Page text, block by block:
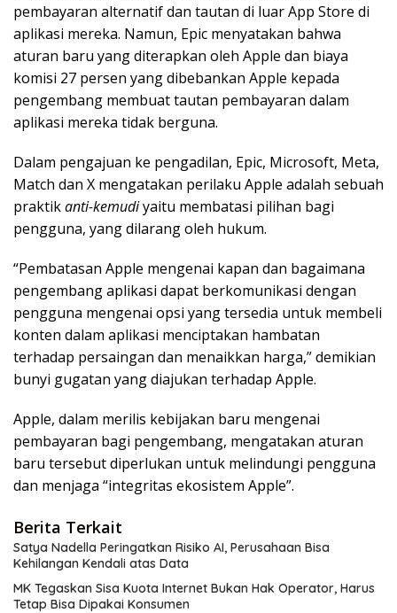
pembayaran alternatif dan tautan di luar App Store di
aplikasi mereka. Namun, Epic menyatakan bahwa
aturan baru yang diterapkan oleh Apple dan biaya
komisi 27 persen yang dibebankan Apple kepada
pengembang membuat tautan pembayaran dalam
aplikasi mereka tidak berguna.
Dalam pengajuan ke pengadilan, Epic, Microsoft, Meta,
Match dan X mengatakan perilaku Apple adalah sebuah
praktikanti-kemudiyaitu membatasi pilihan bagi
pengguna, yang dilarang oleh hukum.
“Pembatasan Apple mengenai kapan dan bagaimana
pengembang aplikasi dapat berkomunikasi dengan
pengguna mengenai opsi yang tersedia untuk membeli
konten dalam aplikasi menciptakan hambatan
terhadap persaingan dan menaikkan harga,” demikian
bunyi gugatan yang diajukan terhadap Apple.
Apple, dalam merilis kebijakan baru mengenai
pembayaran bagi pengembang, mengatakan aturan
baru tersebut diperlukan untuk melindungi pengguna
dan menjaga “integritas ekosistem Apple”.
Berita Terkait
Satya Nadella Peringatkan Risiko AI, Perusahaan Bisa
Kehilangan Kendali atas Data
MK Tegaskan Sisa Kuota Internet Bukan Hak Operator, Harus
Tetap Bisa Dipakai Konsumen